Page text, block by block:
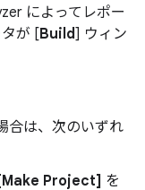
によってレポー
が [Build] ウィン
合は、次のいずれ
Project] を